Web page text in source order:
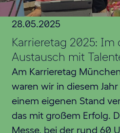
Karrieretag 2025: Im
Austausch mit
28.05.2025
Am Karrieretag
waren wir in diesem
einem eigenen Stand
das mit großem Erfolg.
Messe, bei der rund 60